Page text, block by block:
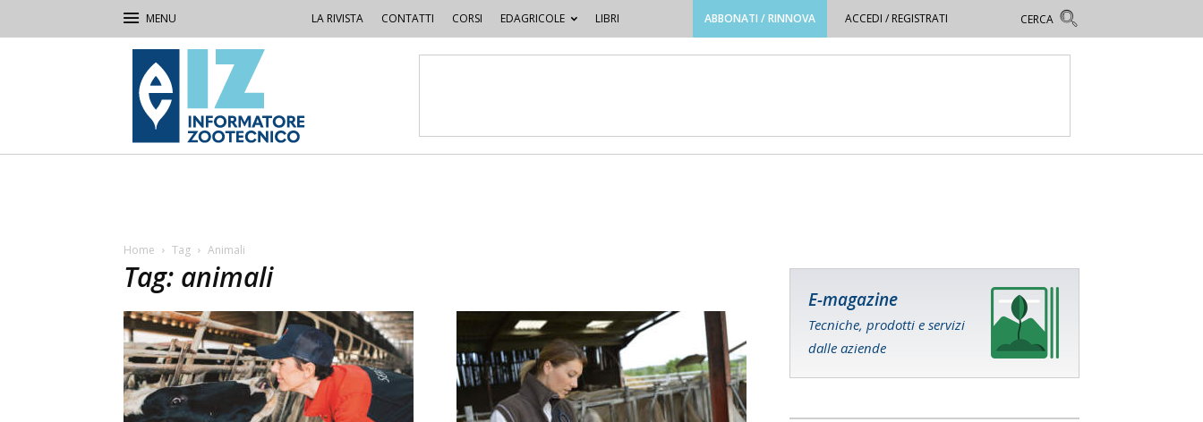
LA RIVISTA CONTATTI CORSI EDAGRICOLE LIBRI ABBONATI / RINNOVA ACCEDI / REGISTRATI
IZ
Informatore
Zootecnico
Home Tag Animali
Tag: animali
E-magazine
Tecniche, prodotti e servizi
dalle aziende